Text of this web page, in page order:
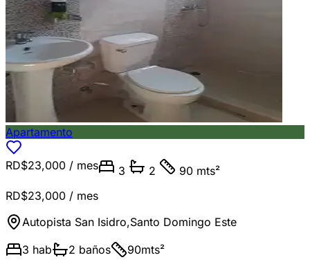
Apartamento
RD$23,000 / mes 3 2
90 mts²
RD$23,000 / mes
Autopista San Isidro,Santo Domingo Este
3 hab 2 baños 90mts²